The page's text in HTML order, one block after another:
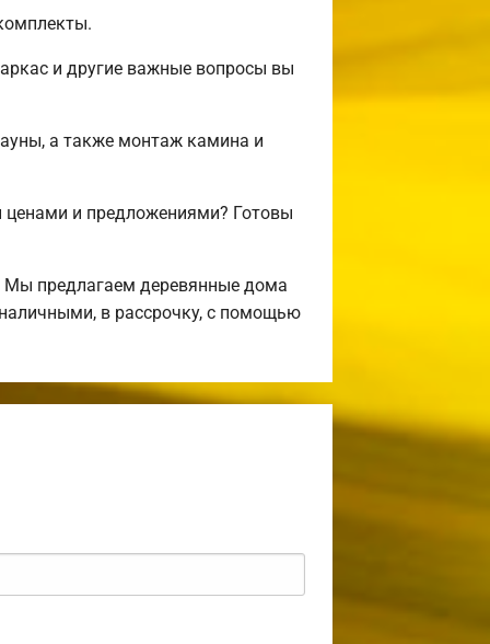
и другие важные вопросы вы
а также монтаж камина и
и предложениями? Готовы
предлагаем деревянные дома
в рассрочку, с помощью